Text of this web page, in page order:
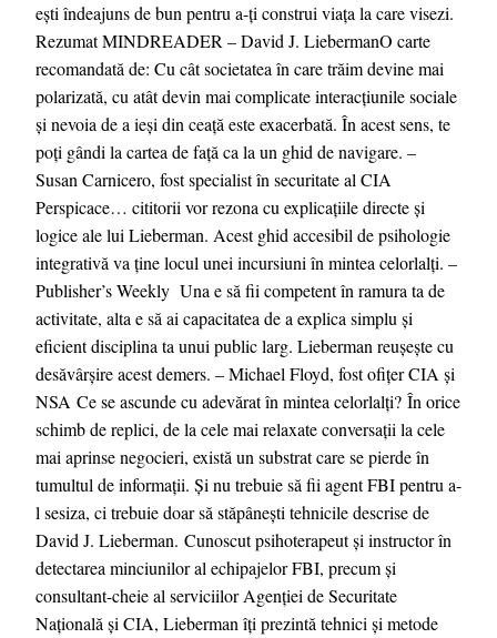
ești îndeajuns de bun pentru a-ți construi viața la care visezi.
Rezumat MINDREADER – David J. LiebermanO carte
recomandată de: Cu cât societatea în care trăim devine mai
polarizată, cu atât devin mai complicate interacțiunile sociale
și nevoia de a ieși din ceață este exacerbată. În acest sens, te
poți gândi la cartea de față ca la un ghid de navigare. –
Susan Carnicero, fost specialist în securitate al CIA
Perspicace… cititorii vor rezona cu explicațiile directe și
logice ale lui Lieberman. Acest ghid accesibil de psihologie
integrativă va ţine locul unei incursiuni în mintea celorlalți. –
Publisher’s Weekly Una e să fii competent în ramura ta de
activitate, alta e să ai capacitatea de a explica simplu și
eficient disciplina ta unui public larg. Lieberman reușește cu
desăvârșire acest demers. – Michael Floyd, fost ofițer CIA și
NSA Ce se ascunde cu adevărat în mintea celorlalți? În orice
schimb de replici, de la cele mai relaxate conversații la cele
mai aprinse negocieri, există un substrat care se pierde în
tumultul de informații. Și nu trebuie să fii agent FBI pentru a-
l sesiza, ci trebuie doar să stăpânești tehnicile descrise de
David J. Lieberman. Cunoscut psihoterapeut și instructor în
detectarea minciunilor al echipajelor FBI, precum și
consultant-cheie al serviciilor Agenției de Securitate
Națională și CIA, Lieberman îți prezintă tehnici și metode